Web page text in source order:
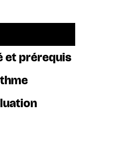
et prérequis